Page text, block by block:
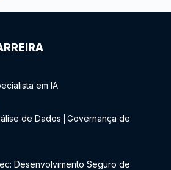
em IA
de Dados
Governança de
Desenvolvimento Seguro de